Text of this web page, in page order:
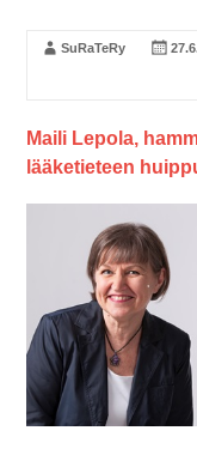
SuRaTeRy
Maili Lepola,
lääketieteen